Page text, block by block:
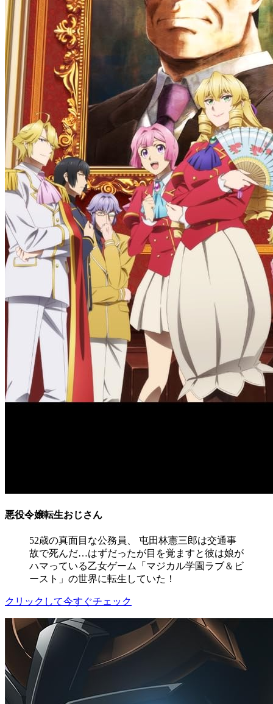
悪役令嬢転生おじさん
52歳の真面目な公務員、 屯田林憲三郎は交通事
故で死んだ…はずだったが目を覚ますと彼は娘が
ハマっている乙女ゲーム「マジカル学園ラブ＆ビ
ースト」の世界に転生していた！
クリックして今すぐチェック